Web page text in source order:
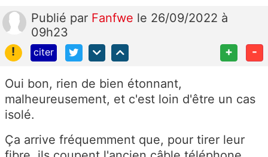
Publié par Fanfwe le 26/09/2022 à
09h23
!
citer + -
Oui bon, rien de bien étonnant,
malheureusement, et c'est loin d'être un cas
isolé.
Ça arrive fréquemment que, pour tirer leur